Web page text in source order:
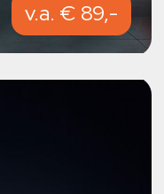
v.a. € 89,-